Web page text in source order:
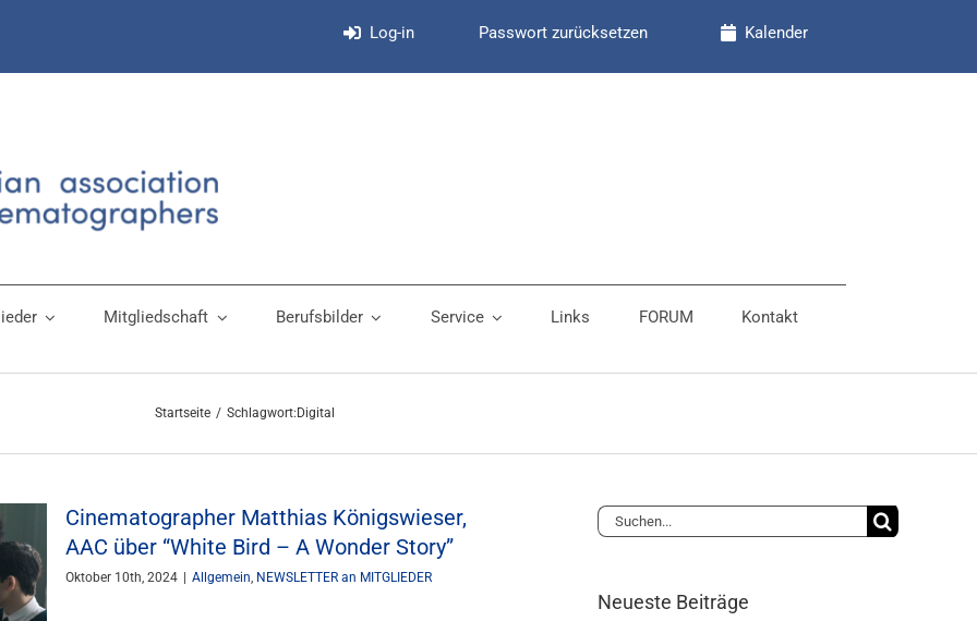
Log-in Passwort zurücksetzen Kalender
Mitgliedschaft Berufsbilder Service Links FORUM Kontakt
Startseite Schlagwort:Digital
Cinematographer Matthias Königswieser,
AAC über “White Bird – A Wonder Story”
Oktober 10th, 2024 | Allgemein NEWSLETTER an MITGLIEDER
Suche
Neueste Beiträge